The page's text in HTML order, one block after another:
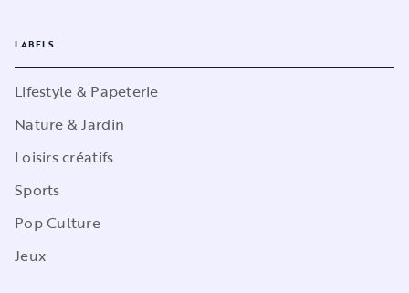
LABELS
Lifestyle & Papeterie
Nature & Jardin
Loisirs créatifs
Sports
Pop Culture
Jeux